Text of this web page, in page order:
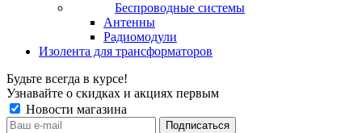
Беспроводные системы
Антенны
Радиомодули
Изолента для трансформаторов
Будьте всегда в курсе!
Узнавайте о скидках и акциях первым
Новости магазина